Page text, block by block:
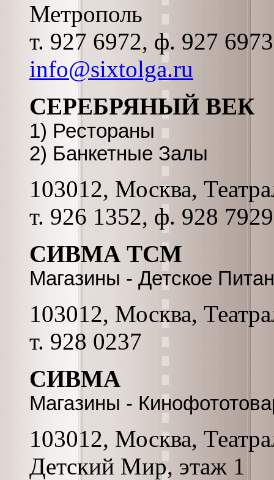
Метрополь
т. 927 6972, ф. 927
info@sixtolga.ru
СЕРЕБРЯНЫЙ ВЕК
1) Рестораны
2) Банкетные Залы
103012, Москва,
т. 926 1352, ф. 928 7929
СИВМА ТСМ
Магазины - Детское
103012, Москва,
т. 928 0237
СИВМА
Магазины -
103012, Москва,
Детский Мир, этаж 1